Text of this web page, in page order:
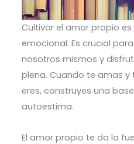
Cultivar el amor propio
emocional. Es crucial
nosotros mismos y
plena. Cuando te amas
eres, construyes una
autoestima.
El amor propio te da la